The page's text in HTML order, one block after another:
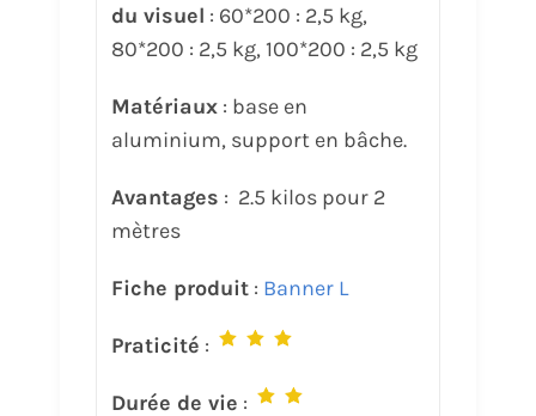
du visuel : 60*200 : 2,5 kg,
80*200 : 2,5 kg, 100*200 : 2,5 kg
Matériaux: base en
aluminium, support en bâche.
Avantages : 2.5 kilos pour 2
mètres
Fiche produit: Banner L
Praticité :
Durée de vie :